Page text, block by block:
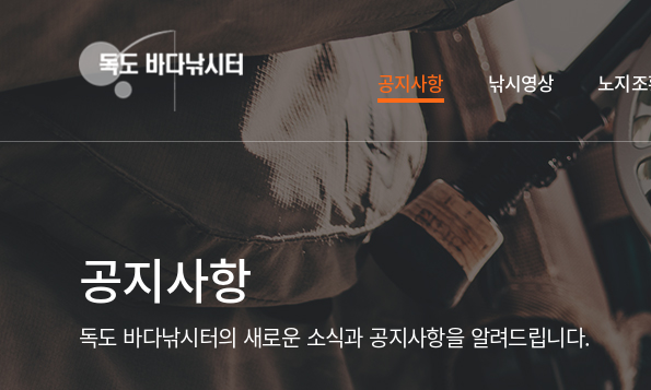
공지사항 낚시영상 노지
공지사항
독도 바다낚시터의 새로운 소식과 공지사항을 알려드립니다.
독도 바다낚시터 무지개송어